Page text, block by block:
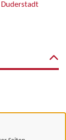
Duderstadt